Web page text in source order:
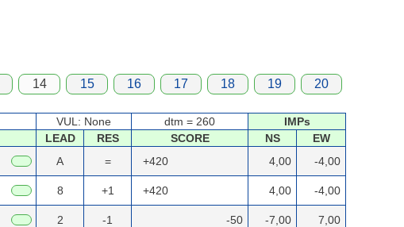
14 15 16 17 18 19 20
VUL: None dtm = 260
IMPs
LEAD RES SCORE NS
EW
A = +420 4,00
-4,00
8 +1 +420 4,00
-4,00
2 -1 -50 -7,00 7,00